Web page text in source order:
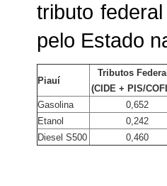
tributo
pelo Estado
Piauí
Tributos
(CIDE + PIS/
Gasolina
0,652
Etanol
0,242
Diesel S500
0,460